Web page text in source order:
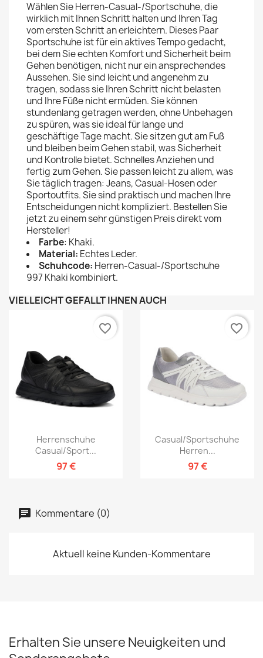
Wählen Sie Herren-Casual-/Sportschuhe, die
wirklich mit Ihnen Schritt halten und Ihren Tag
vom ersten Schritt an erleichtern. Dieses Paar
Sportschuhe ist für ein aktives Tempo gedacht,
bei dem Sie echten Komfort und Sicherheit beim
Gehen benötigen, nicht nur ein ansprechendes
Aussehen. Sie sind leicht und angenehm zu
tragen, sodass sie Ihren Schritt nicht belasten
und Ihre Füße nicht ermüden. Sie können
stundenlang getragen werden, ohne Unbehagen
zu spüren, was sie ideal für lange und
geschäftige Tage macht. Sie sitzen gut am Fuß
und bleiben beim Gehen stabil, was Sicherheit
und Kontrolle bietet. Schnelles Anziehen und
fertig zum Gehen. Sie passen leicht zu allem, was
Sie täglich tragen: Jeans, Casual-Hosen oder
Sportoutfits. Sie sind praktisch und machen Ihre
Entscheidungen nicht kompliziert. Bestellen Sie
jetzt zu einem sehr günstigen Preis direkt vom
Hersteller!
Farbe: Khaki.
Material: Echtes Leder.
Schuhcode: Herren-Casual-/Sportschuhe
997 Khaki kombiniert.
VIELLEICHT GEFÄLLT IHNEN AUCH
Herrenschuhe
Casual/sport...
97 €
favorite_border
Casual/Sportschuhe
Herren...
97 €
favorite_border
Kommentare (0)
Aktuell keine Kunden-Kommentare
Erhalten Sie unsere Neuigkeiten und